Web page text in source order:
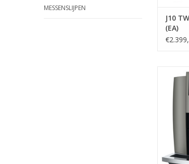
MESSENSLIJPEN
J10
(EA)